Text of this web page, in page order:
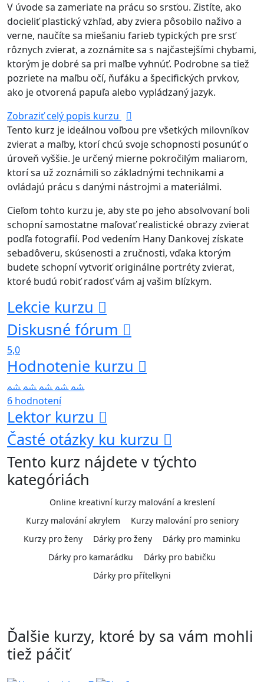
V úvode sa zameriate na prácu so srsťou. Zistíte, ako
docieliť plastický vzhľad, aby zviera pôsobilo naživo a
verne, naučíte sa miešaniu farieb typických pre srsť
rôznych zvierat, a zoznámite sa s najčastejšími chybami,
ktorým je dobré sa pri maľbe vyhnúť. Podrobne sa tiež
pozriete na maľbu očí, ňufáku a špecifických prvkov,
ako je otvorená papuľa alebo vypládzaný jazyk.
Zobraziť celý popis kurzu
Tento kurz je ideálnou voľbou pre všetkých milovníkov
zvierat a maľby, ktorí chcú svoje schopnosti posunúť o
úroveň vyššie. Je určený mierne pokročilým maliarom,
ktorí sa už zoznámili so základnými technikami a
ovládajú prácu s danými nástrojmi a materiálmi.
Cieľom tohto kurzu je, aby ste po jeho absolvovaní boli
schopní samostatne maľovať realistické obrazy zvierat
podľa fotografií. Pod vedením Hany Dankovej získate
sebadôveru, skúsenosti a zručnosti, vďaka ktorým
budete schopní vytvoriť originálne portréty zvierat,
ktoré budú robiť radosť vám aj vašim blízkym.
Lekcie kurzu
Diskusné fórum
5,0
Hodnotenie kurzu
6 hodnotení
Lektor kurzu
Časté otázky ku kurzu
Tento kurz nájdete v týchto
kategóriách
Online kreativní kurzy malování a kreslení
Kurzy malování akrylem
Kurzy malování pro seniory
Kurzy pro ženy
Dárky pro ženy
Dárky pro maminku
Dárky pro kamarádku
Dárky pro babičku
Dárky pro přítelkyni
Ďalšie kurzy, ktoré by sa vám mohli
tiež páčiť